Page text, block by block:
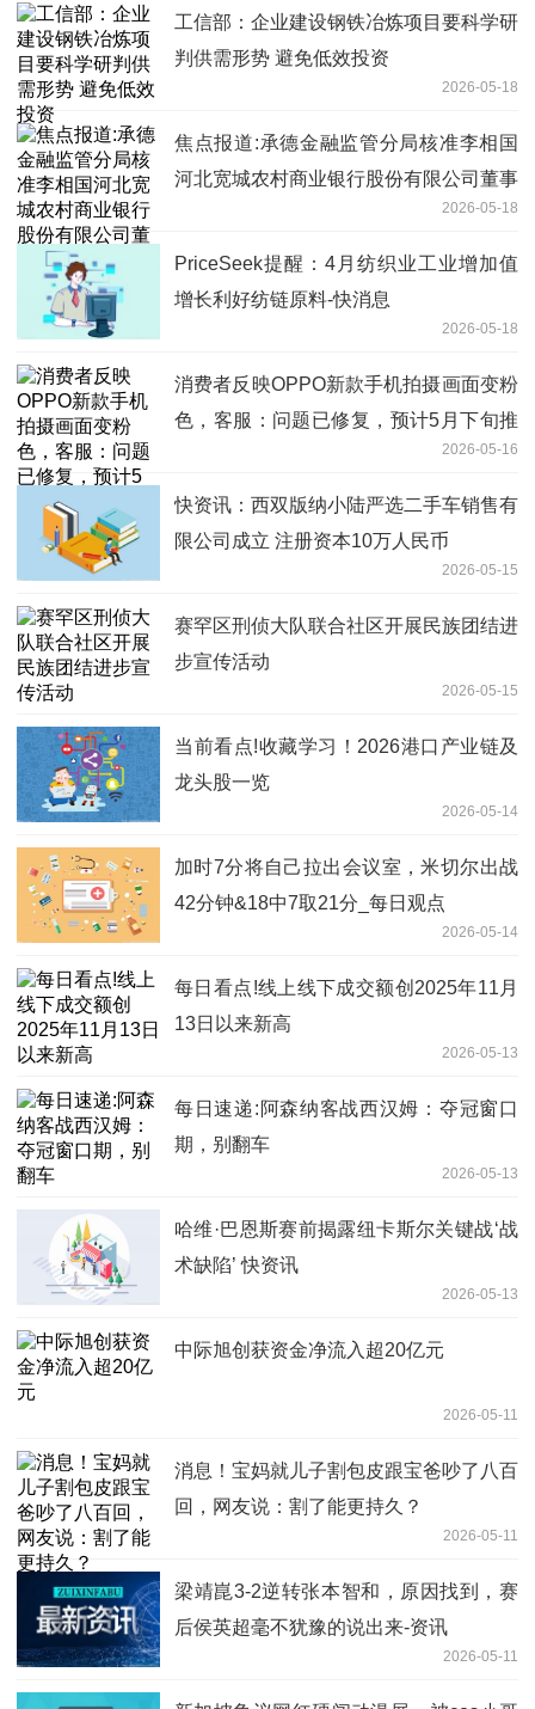
工信部：企业建设钢铁冶炼项目要科学研
判供需形势 避免低效投资
2026-05-18
焦点报道:承德金融监管分局核准李相国
河北宽城农村商业银行股份有限公司董事
2026-05-18
PriceSeek提醒：4月纺织业工业增加值
增长利好纺链原料-快消息
2026-05-18
消费者反映OPPO新款手机拍摄画面变粉
色，客服：问题已修复，预计5月下旬推
2026-05-16
快资讯：西双版纳小陆严选二手车销售有
限公司成立 注册资本10万人民币
2026-05-15
赛罕区刑侦大队联合社区开展民族团结进
步宣传活动
2026-05-15
当前看点!收藏学习！2026港口产业链及
龙头股一览
2026-05-14
加时7分将自己拉出会议室，米切尔出战
42分钟&18中7取21分_每日观点
2026-05-14
每日看点!线上线下成交额创2025年11月
13日以来新高
2026-05-13
每日速递:阿森纳客战西汉姆：夺冠窗口
期，别翻车
2026-05-13
哈维·巴恩斯赛前揭露纽卡斯尔关键战‘战
术缺陷’ 快资讯
2026-05-13
中际旭创获资金净流入超20亿元
2026-05-11
消息！宝妈就儿子割包皮跟宝爸吵了八百
回，网友说：割了能更持久？
2026-05-11
梁靖崑3-2逆转张本智和，原因找到，赛
后侯英超毫不犹豫的说出来-资讯
2026-05-11